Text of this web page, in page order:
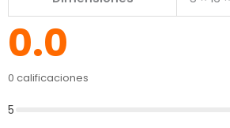
0.0
0 calificaciones
5